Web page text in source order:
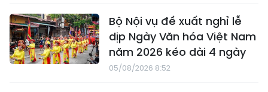
Bộ Nội vụ đề xuất nghỉ lễ
dịp Ngày Văn hóa Việt Nam
năm 2026 kéo dài 4 ngày
05/08/2026 8:52